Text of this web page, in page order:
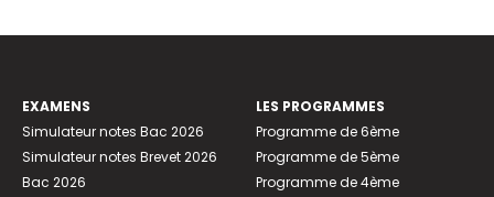
EXAMENS
Simulateur notes Bac 2026
Simulateur notes Brevet 2026
Bac 2026
LES PROGRAMMES
Programme de 6ème
Programme de 5ème
Programme de 4ème